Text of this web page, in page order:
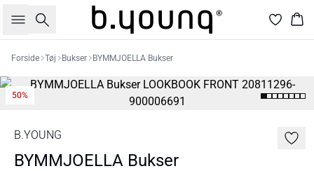
Søg
Forside Tøj Bukser BYMMJOELLA Bukser
50%
B.YOUNG
BYMMJOELLA Bukser